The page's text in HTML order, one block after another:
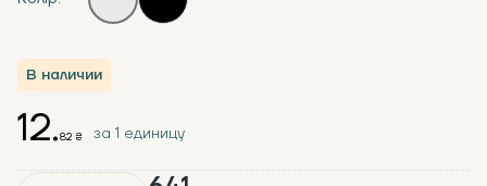
В наличии
12.82 ₴ за 1 единицу